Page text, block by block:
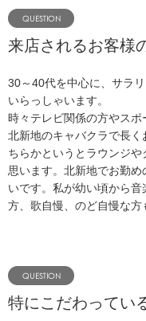
来店されるお客様
30～40代を中心に、サラ
いらっしゃいます。
時々テレビ関係の方やスポ
北新地のキャバクラで長
ちらかというとラウンジ
思います。北新地でお勤
いです。私が幼い頃から
方、歌自慢、のど自慢な方
特にこだわってい